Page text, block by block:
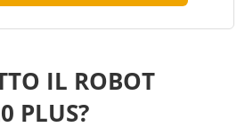
IL ROBOT
PLUS?